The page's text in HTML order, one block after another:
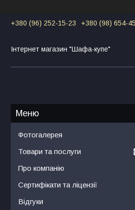
+380 (96) 252-15-23 +380 (98) 654-
Інтернет магазин "Шафа-купе"
Фотогалерея
Товари та послуги
Про компанію
Сертифікати та ліцензії
Відгуки